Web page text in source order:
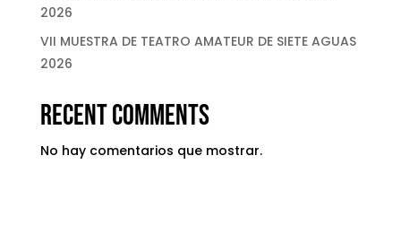
2026
VII MUESTRA DE TEATRO AMATEUR DE SIETE AGUAS
2026
Recent Comments
No hay comentarios que mostrar.